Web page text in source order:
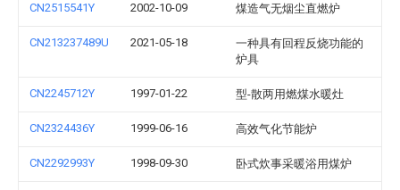
CN2515541Y 2002-10-09 煤造气无烟尘直燃炉
CN213237489U 2021-05-18
一种具有回程反烧功能的
炉具
CN2245712Y 1997-01-22 型-散两用燃煤水暖灶
CN2324436Y 1999-06-16 高效气化节能炉
CN2292993Y 1998-09-30 卧式炊事采暖浴用煤炉